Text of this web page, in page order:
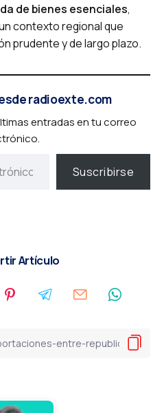
de bienes esenciales,
contexto regional que
prudente y de largo plazo.
radioexte.com
entradas en tu correo
Suscribirse
Artículo